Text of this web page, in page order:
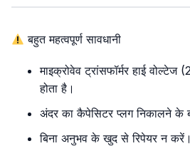
बहुत महत्वपूर्ण सावधानी
माइक्रोवेव ट्रांसफॉर्मर हाई
होता है।
अंदर का कैपेसिटर प्लग निकालने के
बिना अनुभव के खुद से रिपेयर न करें।